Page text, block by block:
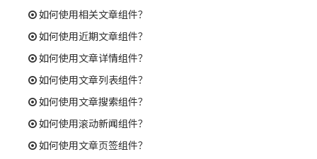
如何使用相关文章组件？
如何使用近期文章组件？
如何使用文章详情组件？
如何使用文章列表组件？
如何使用文章搜索组件？
如何使用滚动新闻组件？
如何使用文章页签组件？